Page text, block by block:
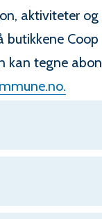
aktiviteter og
Coop
kan tegne